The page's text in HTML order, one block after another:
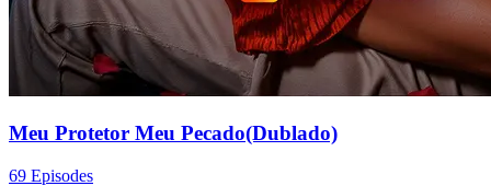
Meu Protetor Meu Pecado(Dublado)
69 Episodes